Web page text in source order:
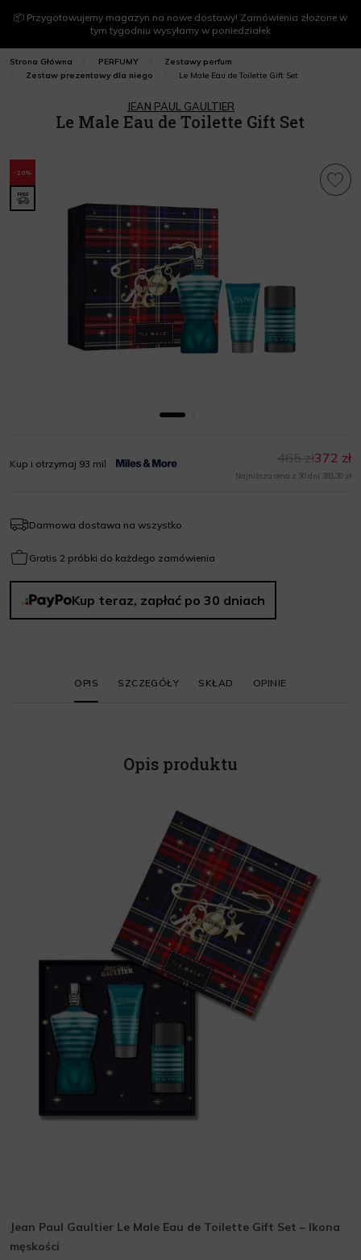
📦 Przygotowujemy magazyn na nowe dostawy! Zamówienia złożone w
tym tygodniu wysyłamy w poniedziałek
Strona Główna PERFUMY
Zestawy perfum
Zestaw prezentowy dla niego
Le Male Eau de Toilette Gift Set
JEAN PAUL GAULTIER
Le Male Eau de Toilette Gift Set
-20%
Kup i otrzymaj 93 mil 372 zł
465 zł
Najniższa cena z 30 dni: 381,30 zł
Darmowa dostawa na wszystko
Gratis 2 próbki do każdego zamówienia
Kup teraz, zapłać po 30 dniach
OPIS SZCZEGÓŁY SKŁAD OPINIE
Opis produktu
Jean Paul Gaultier Le Male Eau de Toilette Gift Set – Ikona
męskości